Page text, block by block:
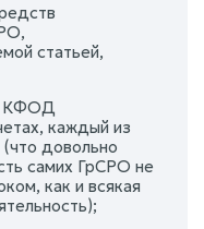
статьей,
КФОД
каждый из
довольно
самих ГрСРО не
как и всякая